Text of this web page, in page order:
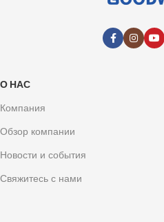
О НАС
Компания
Обзор компании
Новости и события
Свяжитесь с нами